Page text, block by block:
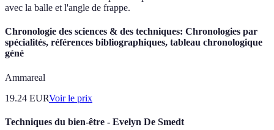
avec la balle et l'angle de frappe.
Chronologie des sciences & des techniques: Chronologies par
spécialités, références bibliographiques, tableau chronologique
géné
Ammareal
19.24 EURVoir le prix
Techniques du bien-être - Evelyn De Smedt